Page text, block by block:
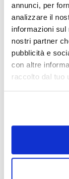
annunci, per
analizzare il
informazioni
nostri partner
pubblicità e
con altre
raccolto dal tuo
x u.